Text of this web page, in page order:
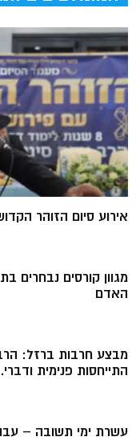
אירוע סיום הזוהר
מגוון קורסים נבחרים
האדם
מבצע חרבות ברזל:
התייחסות פנימית
עשרת ימי תשובה –